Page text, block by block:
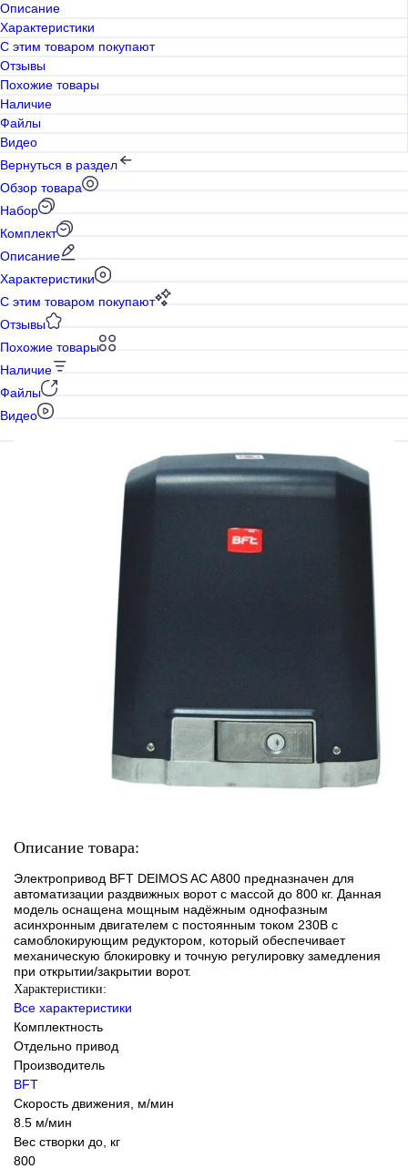
Описание
Характеристики
С этим товаром покупают
Отзывы
Похожие товары
Наличие
Файлы
Видео
Вернуться в раздел
Обзор товара
Набор
Комплект
Описание
Характеристики
С этим товаром покупают
Отзывы
Похожие товары
Наличие
Файлы
Видео
Описание товара:
Электропривод BFT DEIMOS AC A800 предназначен для
автоматизации раздвижных ворот с массой до 800 кг. Данная
модель оснащена мощным надёжным однофазным
асинхронным двигателем с постоянным током 230В с
самоблокирующим редуктором, который обеспечивает
механическую блокировку и точную регулировку замедления
при открытии/закрытии ворот.
Характеристики:
Все характеристики
Комплектность
Отдельно привод
Производитель
BFT
Скорость движения, м/мин
8.5 м/мин
Вес створки до, кг
800